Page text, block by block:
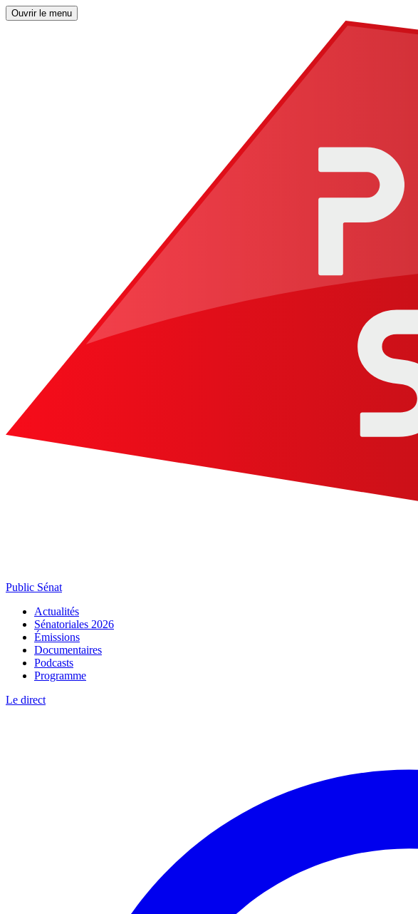
Ouvrir le menu
Public Sénat
Actualités
Sénatoriales 2026
Émissions
Documentaires
Podcasts
Programme
Le direct